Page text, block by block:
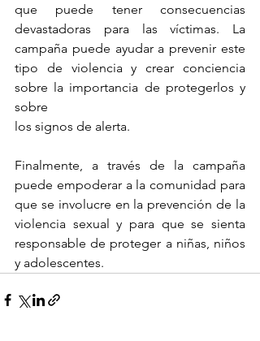
que puede tener consecuencias
devastadoras para las víctimas. La
campaña puede ayudar a prevenir este
tipo de violencia y crear conciencia
sobre la importancia de protegerlos y
sobre
los signos de alerta.
Finalmente, a través de la campaña
puede empoderar a la comunidad para
que se involucre en la prevención de la
violencia sexual y para que se sienta
responsable de proteger a niñas, niños
y adolescentes.